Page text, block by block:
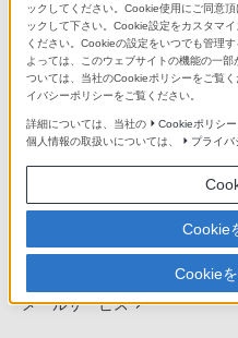
ご利用の前に
ソニーストア 店舗のご案内
ソニーショップ（ソニーストア
ソニーストアの特典・サービス
（長期保証、下取サービス、
定期クーポンのプレゼントに
メールサービス
ックしてください。Cookie使用にご同意
ックして下さい。Cookie設定をカスタマ
ください。Cookieの設定をいつでも管理
よっては、このウェブサイトの機能の一
ついては、当社のCookieポリシーをご覧
イバシーポリシーをご覧ください。
詳細については、当社の Cookieポリシー
個人情報の取扱いについては、
プライバ
Cookie
Cookie